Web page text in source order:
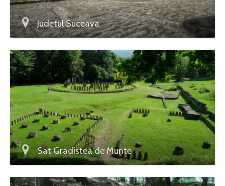
Judetul Suceava
Sat Gradistea de Munte